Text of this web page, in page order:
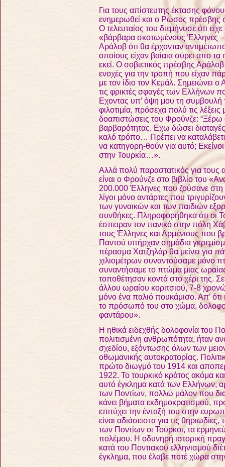
Για τους απίστευτης έκτασης
ενημερωθεί και ο Ρώσος πρέσβης
Ο τελευταίος του διεμήνυσε ότι
«βάρβαρα σκοτωμένους Έλληνες –
Αράλοβ ότι θα έρχονταν
οποίους είχαν βαίαια σύρει απο τα
εκεί. Ο σοβιετικός πρέσβης
ενοχές για την τροπή που είχαν
με τον ίδιο τον Κεμάλ. Σημειώνει
τις φρικτές σφαγές των Ελλήνων
Εχοντας υπ’ όψη μου τη συμβουλή
φιλοτιμία, πρόσεχα πολύ τις
δοαπιστώσεις του Φρούνζε: “Ξέρω
βαρβαρότητας. Εχω δώσει
καλό τρόπο… Πρέπει να
να κατηγορη-θούν για αυτό;
στην Τουρκία…».
Αλλά πολύ παραστατικός για
είναι ο Φρούνζε στο βιβλίο του
200.000 Έλληνες που ζούσανε στη
λίγοι μόνο αντάρτες που
των γυναικών και των παιδιών
συνθήκες. Πληροφορήθηκα ότι οι
έσπειραν τον πανικό στην πόλη
τους Έλληνες και Αρμένιους που
Παντού υπήρχαν σημάδια
πέρασμα Χατζηλάρ θα μείνει για
χιλιομέτρων συναντούσαμε μόνο
συναντήσαμε το πτώμα μιας
τοποθέτησαν κοντά στο χέρι της.
άλλου ωραίου κοριτσιού, 7-8
μόνο ένα παλιό πουκάμισο. Απ’
το πρόσωπό του στο χώμα,
φαντάρου».
Η ηθικά ειδεχθής δολοφονία του
πολιτισμένη ανθρωπότητα, ήταν
σχεδίου, εξόντωσης όλων των
οθωμανικής αυτοκρατορίας.
πρώτο διωγμό του 1914 και
1922. Το τουρκικό κράτος ακόμα
αυτό έγκλημα κατά των Ελλήνων,
των Ποντίων, πολλώ μάλον που
κάνει βήματα εκδημοκρατισμού,
επιτύχει την ένταξή του στην
είναι αδιάσειστα για τις
των Ποντίων οι Τούρκοι, τα
πολέμου. Η οδυνηρή ιστορική
κατά του Ποντιακού ελληνισμού
έγκλημα, που έλαβε ποτέ χώρα